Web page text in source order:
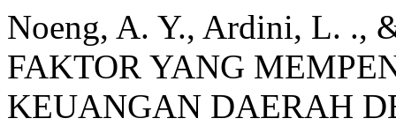
Noeng, A. Y., Ardini, L. .,
FAKTOR YANG
KEUANGAN DAERAH